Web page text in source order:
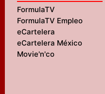
FormulaTV
FormulaTV Empleo
eCartelera
eCartelera México
Movie'n'co